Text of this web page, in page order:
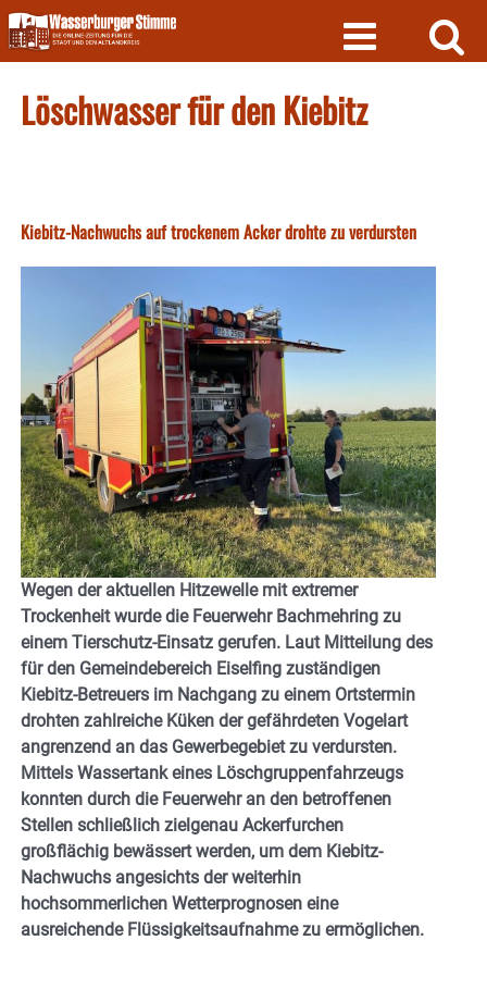
Skip
to
content
Löschwasser für den Kiebitz
Kiebitz-Nachwuchs auf trockenem Acker drohte zu verdursten
Wegen der aktuellen Hitzewelle mit extremer
Trockenheit wurde die Feuerwehr Bachmehring zu
einem Tierschutz-Einsatz gerufen. Laut Mitteilung des
für den Gemeindebereich Eiselfing zuständigen
Kiebitz-Betreuers im Nachgang zu einem Ortstermin
drohten zahlreiche Küken der gefährdeten Vogelart
angrenzend an das Gewerbegebiet zu verdursten.
Mittels Wassertank eines Löschgruppenfahrzeugs
konnten durch die Feuerwehr an den betroffenen
Stellen schließlich zielgenau Ackerfurchen
großflächig bewässert werden, um dem Kiebitz-
Nachwuchs angesichts der weiterhin
hochsommerlichen Wetterprognosen eine
ausreichende Flüssigkeitsaufnahme zu ermöglichen.